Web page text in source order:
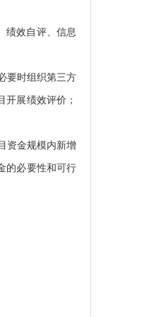
绩效自评、信息
要时组织第三方
展绩效评价；
资金规模内新增
的必要性和可行